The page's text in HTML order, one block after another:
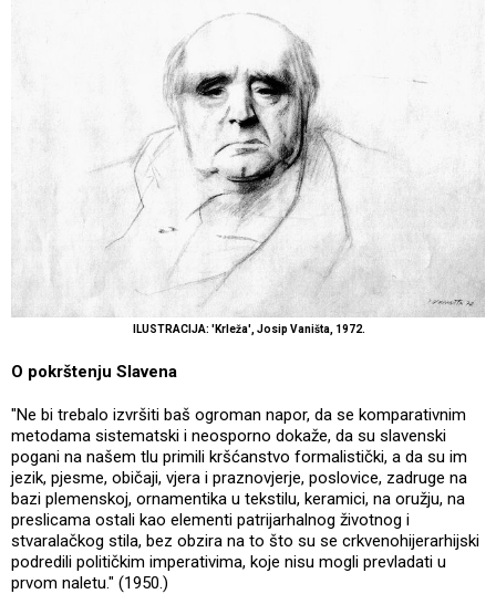
ILUSTRACIJA: 'Krleža', Josip Vaništa, 1972.
O pokrštenju Slavena
"Ne bi trebalo izvršiti baš ogroman napor, da se komparativnim
metodama sistematski i neosporno dokaže, da su slavenski
pogani na našem tlu primili kršćanstvo formalistički, a da su im
jezik, pjesme, običaji, vjera i praznovjerje, poslovice, zadruge na
bazi plemenskoj, ornamentika u tekstilu, keramici, na oružju, na
preslicama ostali kao elementi patrijarhalnog životnog i
stvaralačkog stila, bez obzira na to što su se crkvenohijerarhijski
podredili političkim imperativima, koje nisu mogli prevladati u
prvom naletu." (1950.)